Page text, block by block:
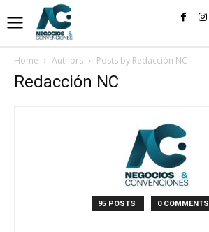
Home Authors Posts by Redacción NC
Redacción NC
95 POSTS 0 COMMENTS